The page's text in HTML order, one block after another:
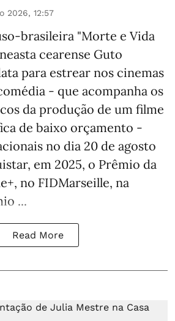
2026, 12:57
brasileira "Morte e Vida
cearense Guto
para estrear nos cinemas
- que acompanha os
da produção de um filme
de baixo orçamento -
no dia 20 de agosto
em 2025, o Prêmio da
no FIDMarseille, na
...
Read More